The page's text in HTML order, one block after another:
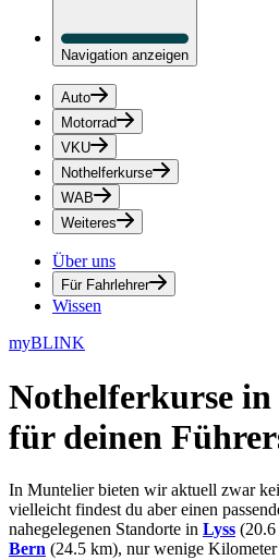
Navigation anzeigen
Auto
Motorrad
VKU
Nothelferkurse
WAB
Weiteres
Über uns
Für Fahrlehrer
Wissen
myBLINK
Nothelferkurse
für deinen
In Muntelier bieten wir aktuell zwar
vielleicht findest du aber einen
nahegelegenen Standorte in Lyss
Bern (24.5 km), nur wenige